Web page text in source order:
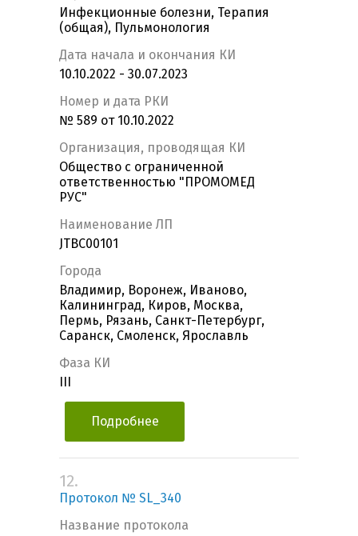
Инфекционные болезни, Терапия
(общая), Пульмонология
Дата начала и окончания КИ
10.10.2022 - 30.07.2023
Номер и дата РКИ
№ 589 от 10.10.2022
Организация, проводящая КИ
Общество с ограниченной
ответственностью "ПРОМОМЕД
РУС"
Наименование ЛП
JTBC00101
Города
Владимир, Воронеж, Иваново,
Калининград, Киров, Москва,
Пермь, Рязань, Санкт-Петербург,
Саранск, Смоленск, Ярославль
Фаза КИ
Подробнее
12.
Протокол № SL_340
Название протокола